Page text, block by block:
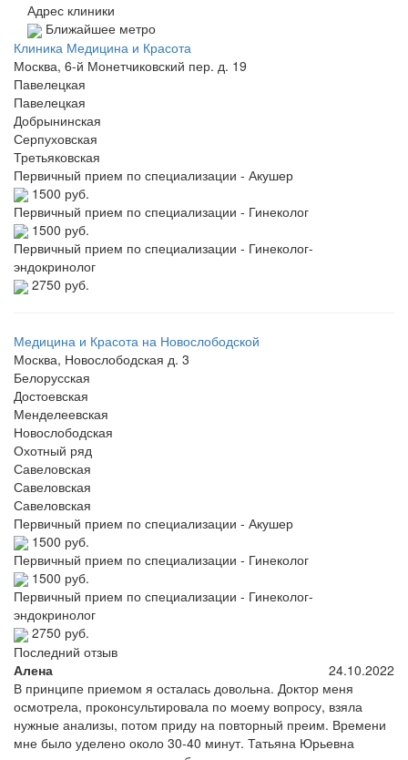
Адрес клиники
Ближайшее метро
Клиника Медицина и Красота
Москва, 6-й Монетчиковский пер. д. 19
Павелецкая
Павелецкая
Добрынинская
Серпуховская
Третьяковская
Первичный прием по специализации - Акушер
1500 руб.
Первичный прием по специализации - Гинеколог
1500 руб.
Первичный прием по специализации - Гинеколог-
эндокринолог
2750 руб.
Медицина и Красота на Новослободской
Москва, Новослободская д. 3
Белорусская
Достоевская
Менделеевская
Новослободская
Охотный ряд
Савеловская
Савеловская
Савеловская
Первичный прием по специализации - Акушер
1500 руб.
Первичный прием по специализации - Гинеколог
1500 руб.
Первичный прием по специализации - Гинеколог-
эндокринолог
2750 руб.
Последний отзыв
Алена
24.10.2022
В принципе приемом я осталась довольна. Доктор меня
осмотрела, проконсультировала по моему вопросу, взяла
нужные анализы, потом приду на повторный преим. Времени
мне было уделено около 30-40 минут. Татьяна Юрьевна